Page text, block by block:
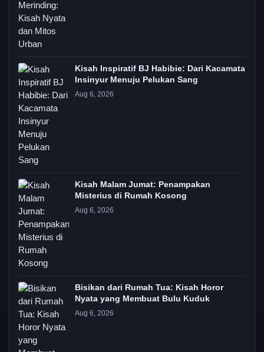
Kisah Inspiratif BJ Habibie: Dari Kacamata
Insinyur Menuju Pelukan Sang
Aug 6, 2026
Kisah Malam Jumat: Penampakan
Misterius di Rumah Kosong
Aug 6, 2026
Bisikan dari Rumah Tua: Kisah Horor
Nyata yang Membuat Bulu Kuduk
Aug 6, 2026